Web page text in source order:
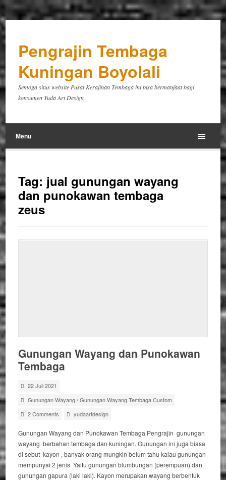
Pengrajin Tembaga
Kuningan Boyolali
Semoga situs website Pusat Kerajinan Tembaga ini bisa bermanfaat bagi
konsumen Yuda Art Design
Menu
Tag: jual gunungan wayang
dan punokawan tembaga
zeus
Gunungan Wayang dan Punokawan
Tembaga
22 Juli 2021
Gunungan Wayang/Gunungan Wayang Tembaga Custom
2 Comments
yudaartdesign
Gunungan Wayang dan Punokawan Tembaga Pengrajin gunungan
wayang berbahan tembaga dan kuningan. Gunungan ini juga biasa
di sebut kayon , banyak orang mungkin belum tahu kalau gunungan
mempunyai 2 jenis. Yaitu gunungan blumbungan (perempuan) dan
gunungan gapura (laki laki). Kayon merupakan wayang berbentuk